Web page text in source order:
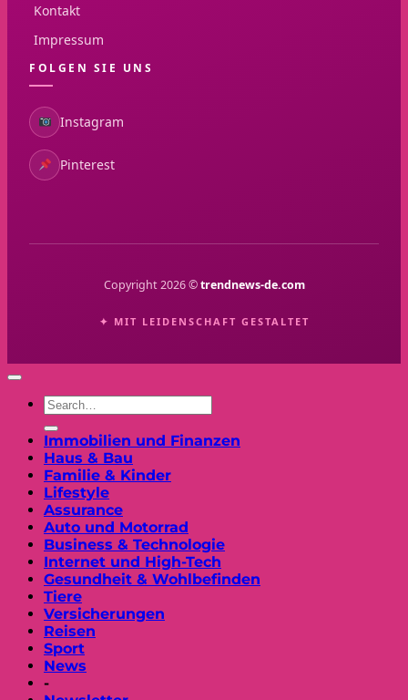
Kontakt
Impressum
FOLGEN SIE UNS
Instagram
Pinterest
Copyright 2026 ©trendnews-de.com
✦ MIT LEIDENSCHAFT GESTALTET
Immobilien und Finanzen
Haus & Bau
Familie & Kinder
Lifestyle
Assurance
Auto und Motorrad
Business & Technologie
Internet und High-Tech
Gesundheit & Wohlbefinden
Tiere
Versicherungen
Reisen
Sport
News
-